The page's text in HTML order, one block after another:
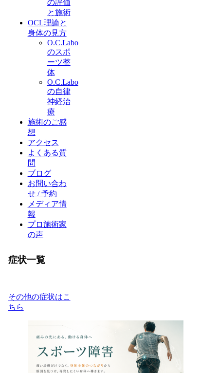
の評価
と施術
OCL理論と
身体の見方
O.C.Labo
のスポ
ーツ整
体
O.C.Labo
の自律
神経治
療
施術のご感
想
アクセス
よくある質
問
ブログ
お問い合わ
せ / 予約
メディア情
報
プロ施術家
の声
症状一覧
その他の症状はこ
ちら